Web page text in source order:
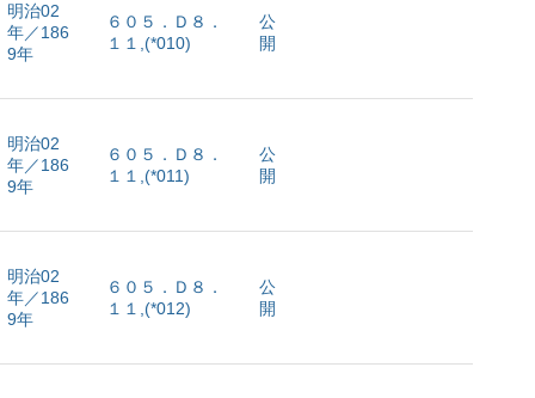
明治02
年／186
9年
６０５．Ｄ８．
１１,(*010)
公
開
明治02
年／186
9年
６０５．Ｄ８．
１１,(*011)
公
開
明治02
年／186
9年
６０５．Ｄ８．
１１,(*012)
公
開